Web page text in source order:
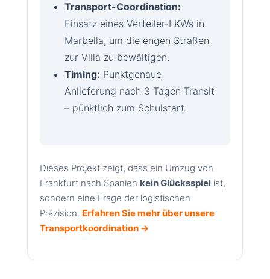
Transport-Coordination:
Einsatz eines Verteiler-LKWs in
Marbella, um die engen Straßen
zur Villa zu bewältigen.
Timing: Punktgenaue
Anlieferung nach 3 Tagen Transit
– pünktlich zum Schulstart.
Dieses Projekt zeigt, dass ein Umzug von
Frankfurt nach Spanien kein Glücksspielist,
sondern eine Frage der logistischen
Präzision. Erfahren Sie mehr über unsere
Transportkoordination →